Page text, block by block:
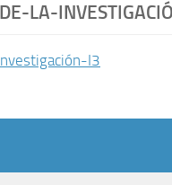
LA-
I3